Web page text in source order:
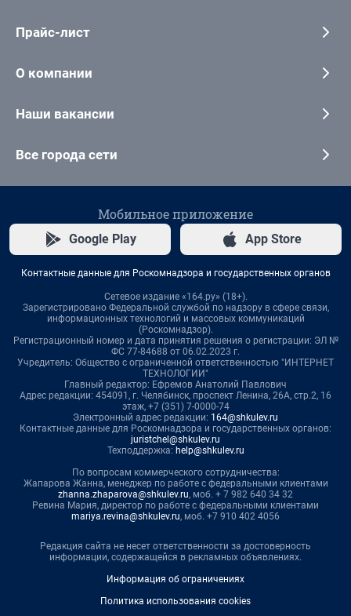
Прайс-лист
О компании
Наши вакансии
Все города сети
Мобильное приложение
Google Play App Store
Контактные данные для Роскомнадзора и государственных органов
Сетевое издание «164.ру» (18+).
Зарегистрировано Федеральной службой по надзору в сфере связи,
информационных технологий и массовых коммуникаций
(Роскомнадзор).
Регистрационный номер и дата принятия решения о регистрации: ЭЛ №
ФС 77-84688 от 06.02.2023 г.
Учредитель: Общество с ограниченной ответственностью "ИНТЕРНЕТ
ТЕХНОЛОГИИ"
Главный редактор: Ефремов Анатолий Павлович
Адрес редакции: 454091, г. Челябинск, проспект Ленина, 26А, стр.2, 16
этаж, +7 (351) 7-0000-74
Электронный адрес редакции: 164@shkulev.ru
Контактные данные для Роскомнадзора и государственных органов:
juristchel@shkulev.ru
Техподдержка: help@shkulev.ru
По вопросам коммерческого сотрудничества:
Жапарова Жанна, менеджер по работе с федеральными клиентами
zhanna.zhaparova@shkulev.ru, моб. + 7 982 640 34 32
Ревина Мария, директор по работе с федеральными клиентами
mariya.revina@shkulev.ru, моб. +7 910 402 4056
Редакция сайта не несет ответственности за достоверность
информации, содержащейся в рекламных объявлениях.
Информация об ограничениях
Политика использования cookies